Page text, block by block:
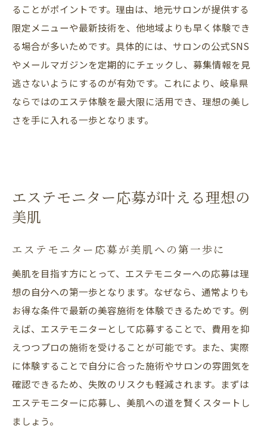
選んでよかったと思えるエステ活用の極意
ることがポイントです。理由は、地元サロンが提供する
限定メニューや最新技術を、他地域よりも早く体験でき
る場合が多いためです。具体的には、サロンの公式SNS
やメールマガジンを定期的にチェックし、募集情報を見
逃さないようにするのが有効です。これにより、岐阜県
ならではのエステ体験を最大限に活用でき、理想の美し
さを手に入れる一歩となります。
エステモニター応募が叶える理想の
美肌
エステモニター応募が美肌への第一歩に
美肌を目指す方にとって、エステモニターへの応募は理
想の自分への第一歩となります。なぜなら、通常よりも
お得な条件で最新の美容施術を体験できるためです。例
えば、エステモニターとして応募することで、費用を抑
えつつプロの施術を受けることが可能です。また、実際
に体験することで自分に合った施術やサロンの雰囲気を
確認できるため、失敗のリスクも軽減されます。まずは
エステモニターに応募し、美肌への道を賢くスタートし
ましょう。